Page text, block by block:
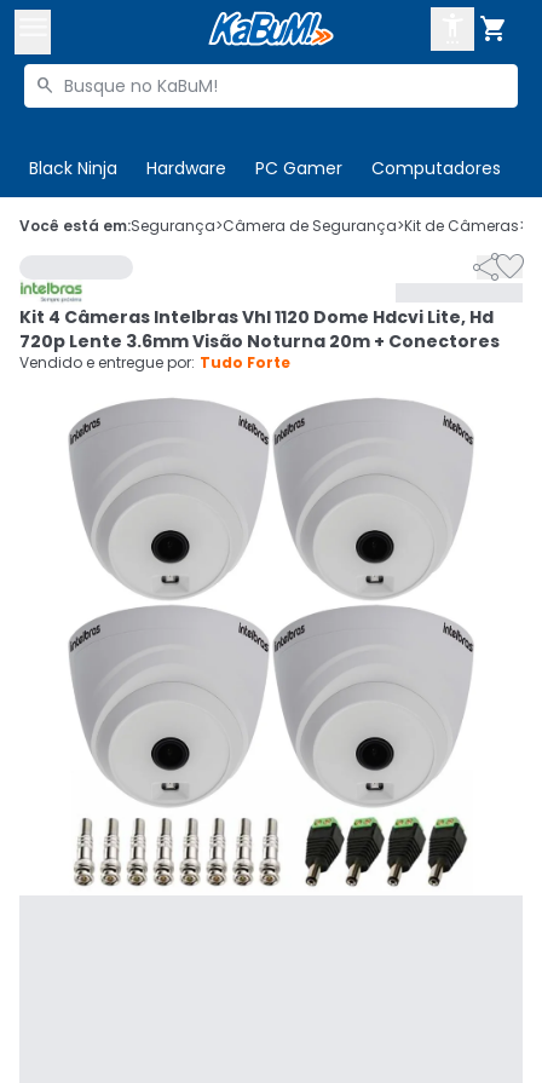

Buscar produtos

Black Ninja Hardware PC Gamer Computadores
 Olá. Acesse sua conta
 Departamentos
Cupons
Ativar tradutor em libras
CADASTRE-SE
Você está em:Segurança>Câmera de Segurança>Kit de Câmeras>

Kit 4 Câmeras Intelbras Vhl 1120 Dome Hdcvi Lite, Hd
720p Lente 3.6mm Visão Noturna 20m + Conectores
Vendido e entregue por: Tudo Forte